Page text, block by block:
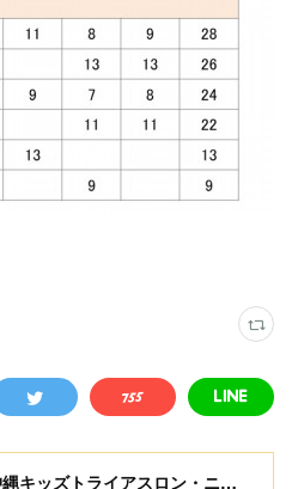
【公式】沖縄キッズトライアスロン・ニコニコちびっ子デュアスロン・美ら島スポーツ